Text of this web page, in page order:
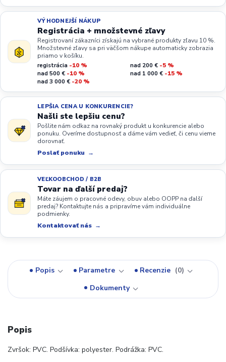
VÝHODNEJŠÍ NÁKUP
Registrácia + množstevné zľavy
Registrovaní zákazníci získajú na vybrané produkty zľavu 10 %.
Množstevné zľavy sa pri väčšom nákupe automaticky zobrazia
priamo v košíku.
registrácia -10 % nad 200 € -5 %
nad 500 € -10 % nad 1 000 € -15 %
nad 3 000 € -20 %
LEPŠIA CENA U KONKURENCIE?
Našli ste lepšiu cenu?
Pošlite nám odkaz na rovnaký produkt u konkurencie alebo
ponuku. Overíme dostupnosť a dáme vám vedieť, či cenu vieme
dorovnať.
Poslať ponuku
VEĽKOOBCHOD / B2B
Tovar na ďalší predaj?
Máte záujem o pracovné odevy, obuv alebo OOPP na ďalší
predaj? Kontaktujte nás a pripravíme vám individuálne
podmienky.
Kontaktovať nás
Popis Parametre Recenzie
0
Dokumenty
Popis
Zvršok: PVC. Podšívka: polyester. Podrážka: PVC.